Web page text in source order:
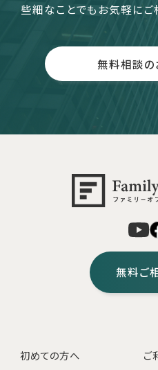
些細なことでもお気軽にご
無料相談の
無料ご
初めての方へ
ご